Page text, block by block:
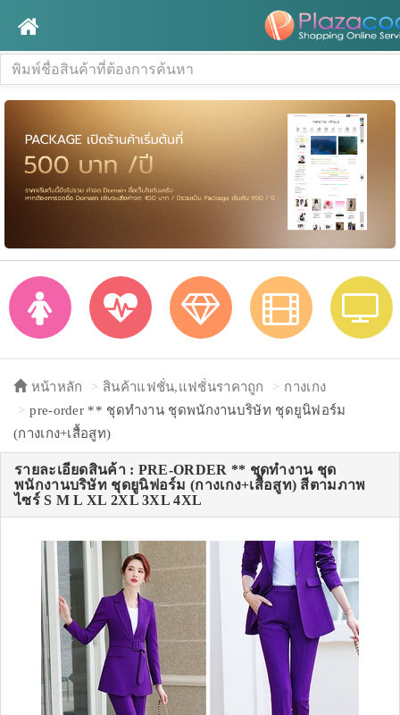
หน้าหลัก สินค้าแฟชั่น,แฟชั่นราคาถูก
กางเกง
pre-order ** ชุดทำงาน ชุดพนักงานบริษัท ชุดยูนิฟอร์ม
(กางเกง+เสื้อสูท)
รายละเอียดสินค้า : PRE-ORDER ** ชุดทำงาน ชุด
พนักงานบริษัท ชุดยูนิฟอร์ม (กางเกง+เสื้อสูท) สีตามภาพ
ไซร์ S M L XL 2XL 3XL 4XL